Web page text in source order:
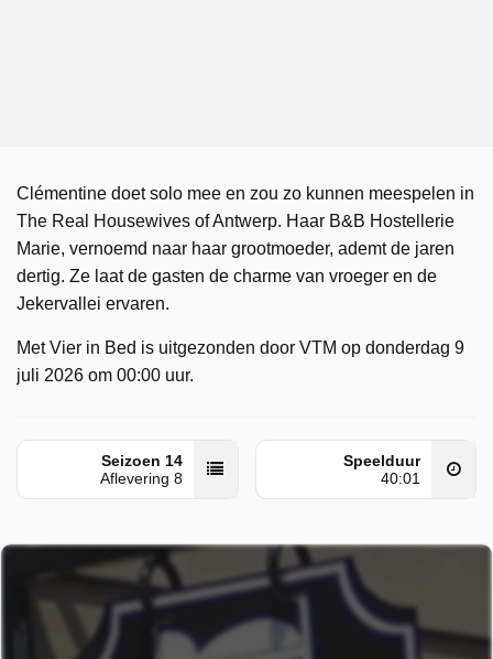
Clémentine doet solo mee en zou zo kunnen meespelen in
The Real Housewives of Antwerp. Haar B&B Hostellerie
Marie, vernoemd naar haar grootmoeder, ademt de jaren
dertig. Ze laat de gasten de charme van vroeger en de
Jekervallei ervaren.
Met Vier in Bed is uitgezonden door VTM op donderdag 9
juli 2026 om 00:00 uur.
Seizoen 14
Aflevering 8
Speelduur
40:01